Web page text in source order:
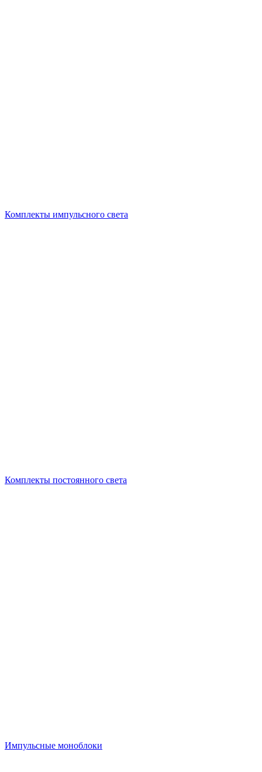
Комплекты импульсного света
Комплекты постоянного света
Импульсные моноблоки